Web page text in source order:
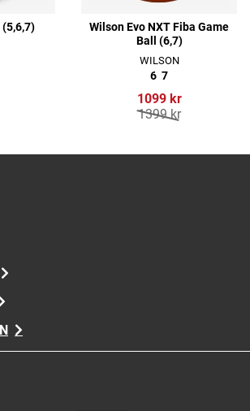
Wilson Evo NXT Fiba Game
Ball (6,7)
WILSON
6 7
1099 kr
1399 kr